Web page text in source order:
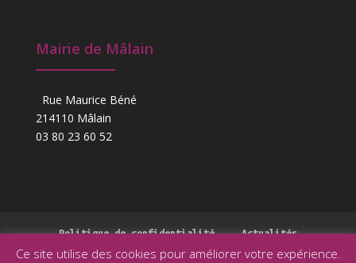
Mairie de Mâlain
Rue Maurice Béné
214110 Mâlain
03 80 23 60 52
Politique de confidentialité Actualités
Ce site utilise des cookies pour améliorer votre expérience.